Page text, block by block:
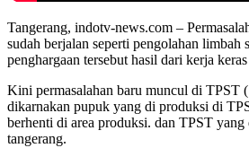
Tangerang, indotv-news.com –
sudah berjalan seperti pengolahan
penghargaan tersebut hasil dari kerja
Kini permasalahan baru muncul di TPST
dikarnakan pupuk yang di produksi di
berhenti di area produksi. dan TPST
tangerang.